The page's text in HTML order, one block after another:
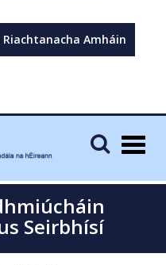
Riachtanacha Amháin
Seirbhísí